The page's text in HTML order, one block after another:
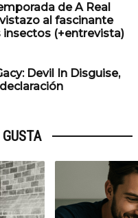
de A Real
vistazo al fascinante
(+entrevista)
Devil In Disguise,